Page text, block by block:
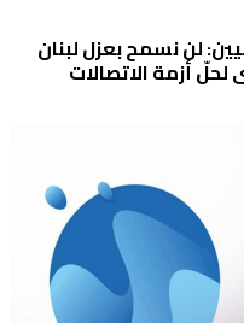
لن نسمح بعزل لبنان
لحلّ أزمة الاتصالات